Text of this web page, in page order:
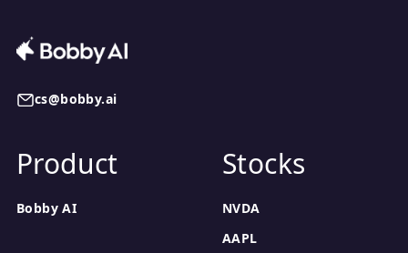
cs@bobby.ai
Product
Bobby AI
Stocks
NVDA
AAPL